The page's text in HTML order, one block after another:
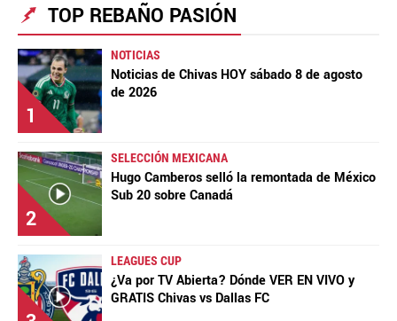
TOP REBAÑO PASIÓN
1
NOTICIAS
Noticias de Chivas HOY sábado 8 de agosto
de 2026
2
SELECCIÓN MEXICANA
Hugo Camberos selló la remontada de México
Sub 20 sobre Canadá
LEAGUES CUP
¿Va por TV Abierta? Dónde VER EN VIVO y
GRATIS Chivas vs Dallas FC